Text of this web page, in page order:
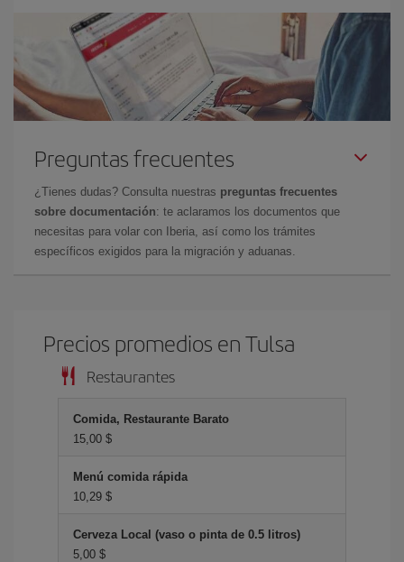
Preguntas frecuentes
¿Tienes dudas? Consulta nuestras preguntas frecuentes
sobre documentación: te aclaramos los documentos que
necesitas para volar con Iberia, así como los trámites
específicos exigidos para la migración y aduanas.
Precios promedios en Tulsa
Restaurantes
Comida, Restaurante Barato
15,00 $
Menú comida rápida
10,29 $
Cerveza Local (vaso o pinta de 0.5 litros)
5,00 $